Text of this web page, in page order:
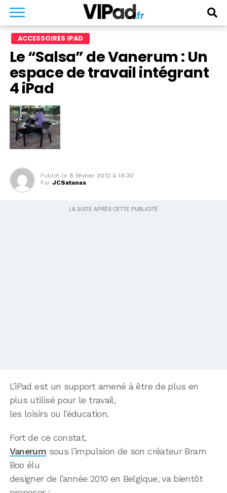
ACCESSOIRES IPAD
Le “Salsa” de Vanerum : Un
espace de travail intégrant
4 iPad
Publié le 8 février 2012 à 14:30
Par JCSatanas
L’iPad est un support amené à être de plus en
plus utilisé pour le travail,
les loisirs ou l’éducation.
Fort de ce constat,
Vanerum sous l’impulsion de son créateur Bram
Boo élu
designer de l’année 2010 en Belgique, va bientôt